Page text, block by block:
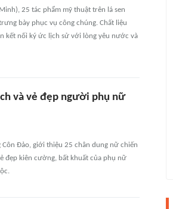
25 tác phẩm mỹ thuật trên lá sen
bày phục vụ công chúng. Chất liệu
kết nối ký ức lịch sử với lòng yêu nước và
và vẻ đẹp người phụ nữ
Côn Đảo, giới thiệu 25 chân dung nữ chiến
đẹp kiên cường, bất khuất của phụ nữ